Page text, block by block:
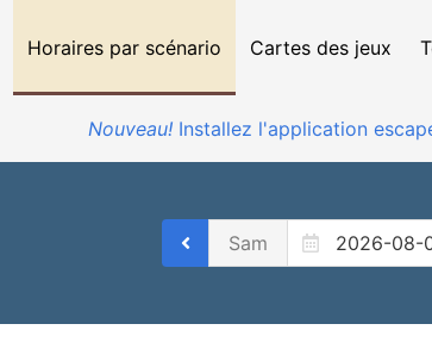
Horaires par scénario Cartes des jeux
Nouveau! Installez l'application
Sam